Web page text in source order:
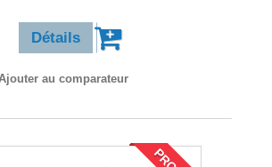
Détails
au comparateur